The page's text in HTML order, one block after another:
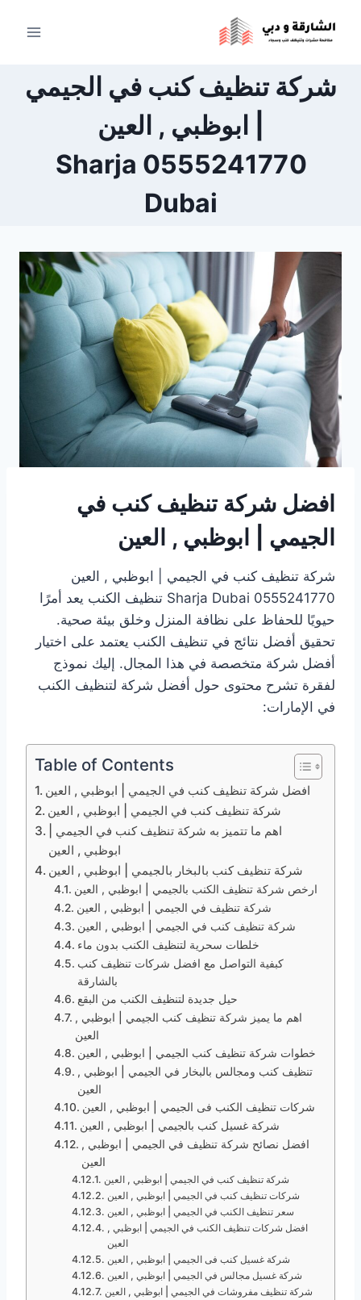
شركة تنظيف كنب في الجيمي
| ابوظبي , العين
0555241770 Sharja
Dubai
افضل شركة تنظيف كنب في
الجيمي | ابوظبي , العين
شركة تنظيف كنب في الجيمي | ابوظبي , العين
0555241770 Sharja Dubai تنظيف الكنب يعد أمرًا
حيويًا للحفاظ على نظافة المنزل وخلق بيئة صحية.
تحقيق أفضل نتائج في تنظيف الكنب يعتمد على اختيار
أفضل شركة متخصصة في هذا المجال. إليك نموذج
لفقرة تشرح محتوى حول أفضل شركة لتنظيف الكنب
في الإمارات:
Table of Contents
افضل شركة تنظيف كنب في الجيمي | ابوظبي , العين
شركة تنظيف كنب في الجيمي | ابوظبي , العين
اهم ما تتميز به شركة تنظيف كنب في الجيمي |
ابوظبي , العين
شركة تنظيف كنب بالبخار بالجيمي | ابوظبي , العين
ارخص شركة تنظيف الكنب بالجيمي | ابوظبي , العين
شركة تنظيف في الجيمي | ابوظبي , العين
شركة تنظيف كنب في الجيمي | ابوظبي , العين
خلطات سحرية لتنظيف الكنب بدون ماء
كبفية التواصل مع افضل شركات تنظيف كنب
بالشارقة
حيل جديدة لتنظيف الكنب من البقع
اهم ما يميز شركة تنظيف كنب الجيمي | ابوظبي ,
العين
خطوات شركة تنظيف كنب الجيمي | ابوظبي , العين
تنظيف كنب ومجالس بالبخار في الجيمي | ابوظبي ,
العين
شركات تنظيف الكنب فى الجيمي | ابوظبي , العين
شركة غسيل كنب بالجيمي | ابوظبي , العين
افضل نصائح شركة تنظيف في الجيمي | ابوظبي ,
العين
شركة تنظيف كنب في الجيمي | ابوظبي , العين
شركات تنظيف كنب في الجيمي | ابوظبي , العين
سعر تنظيف الكنب في الجيمي | ابوظبي , العين
افضل شركات تنظيف الكنب في الجيمي | ابوظبي ,
العين
شركة غسيل كنب فى الجيمي | ابوظبي , العين
شركة غسيل مجالس في الجيمي | ابوظبي , العين
شركة تنظيف مفروشات في الجيمي | ابوظبي , العين